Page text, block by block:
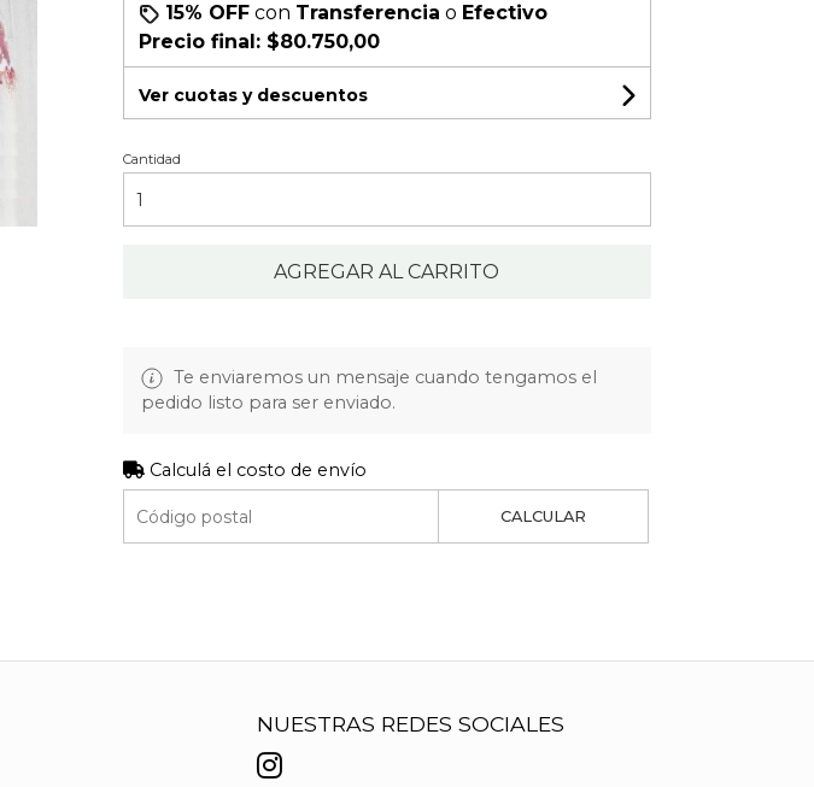
15% OFFcon Transferencia o Efectivo
Precio final: $80.750,00
Ver cuotas y descuentos
Cantidad
AGREGAR AL CARRITO
Te enviaremos un mensaje cuando tengamos el
pedido listo para ser enviado.
Calculá el costo de envío
CALCULAR
NUESTRAS REDES SOCIALES